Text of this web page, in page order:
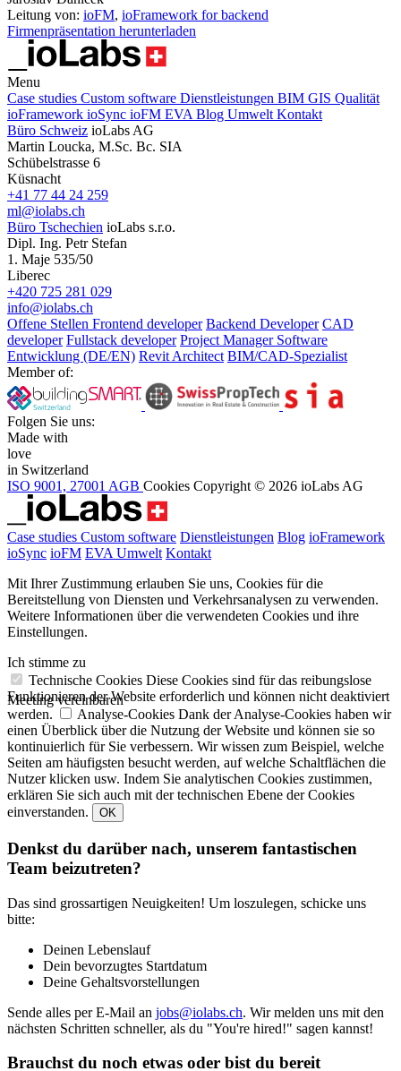
Leitung von: ioFM, ioFramework for backend
Firmenpräsentation herunterladen
Meeting vereinbaren
Menu
Case studies Custom software Dienstleistungen BIM GIS Qualität
ioFramework ioSync ioFM EVA Blog Umwelt Kontakt
Büro Schweiz ioLabs AG
Martin Loucka, M.Sc. Bc. SIA
Schübelstrasse 6
Küsnacht
+41 77 44 24 259
ml@iolabs.ch
Büro Tschechien ioLabs s.r.o.
Dipl. Ing. Petr Stefan
1. Maje 535/50
Liberec
+420 725 281 029
info@iolabs.ch
Offene Stellen Frontend developer Backend Developer CAD
developer Fullstack developer Project Manager Software
Entwicklung (DE/EN) Revit Architect BIM/CAD-Spezialist
Member of:
Folgen Sie uns:
Made with
love
in Switzerland
ISO 9001, 27001 AGB Cookies Copyright © 2026 ioLabs AG
Case studies Custom software Dienstleistungen Blog ioFramework
ioSync ioFM EVA Umwelt Kontakt
Mit Ihrer Zustimmung erlauben Sie uns, Cookies für die
Bereitstellung von Diensten und Verkehrsanalysen zu verwenden.
Weitere Informationen über die verwendeten Cookies und ihre
Einstellungen.
Ich stimme zu
Technische Cookies Diese Cookies sind für das reibungslose
Funktionieren der Website erforderlich und können nicht deaktiviert
werden.
Analyse-Cookies Dank der Analyse-Cookies haben wir
einen Überblick über die Nutzung der Website und können sie so
kontinuierlich für Sie verbessern. Wir wissen zum Beispiel, welche
Seiten am häufigsten besucht werden, auf welche Schaltflächen die
Nutzer klicken usw. Indem Sie analytischen Cookies zustimmen,
erklären Sie sich auch mit der technischen Ebene der Cookies
einverstanden.
OK
Denkst du darüber nach, unserem fantastischen
Team beizutreten?
Das sind grossartigen Neuigkeiten! Um loszulegen, schicke uns
bitte:
Deinen Lebenslauf
Dein bevorzugtes Startdatum
Deine Gehaltsvorstellungen
Sende alles per E-Mail an jobs@iolabs.ch. Wir melden uns mit den
nächsten Schritten schneller, als du "You're hired!" sagen kannst!
Brauchst du noch etwas oder bist du bereit